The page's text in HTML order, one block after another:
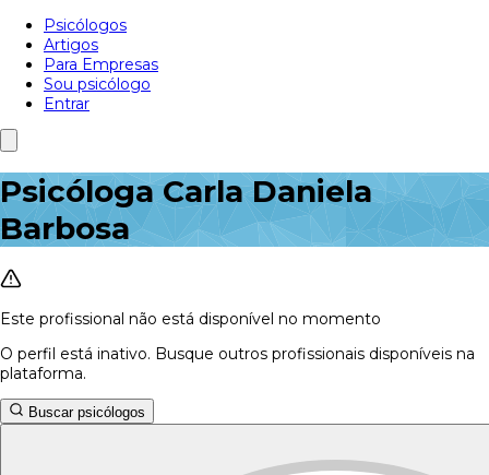
Psicólogos
Artigos
Para Empresas
Sou psicólogo
Entrar
Psicóloga Carla Daniela
Barbosa
Este profissional não está disponível no momento
O perfil está inativo. Busque outros profissionais disponíveis na
plataforma.
Buscar psicólogos